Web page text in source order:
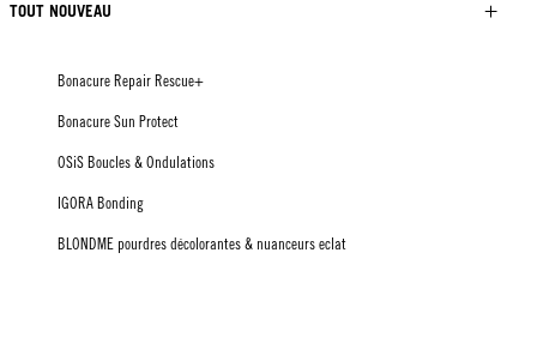
TOUT NOUVEAU
Bonacure Repair Rescue+
Bonacure Sun Protect
OSiS Boucles & Ondulations
IGORA Bonding
BLONDME pourdres décolorantes & nuanceurs eclat